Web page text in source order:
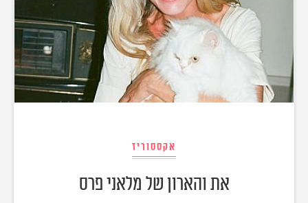
אקססוריז
את והארון של מלאני פרס